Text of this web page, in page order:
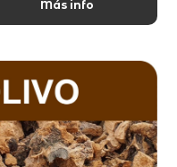
Más info